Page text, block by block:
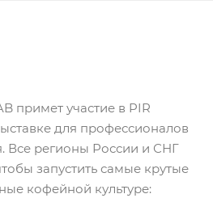
примет участие в PIR
для профессионалов
Все регионы России и СНГ
запустить самые крутые
кофейной культуре: